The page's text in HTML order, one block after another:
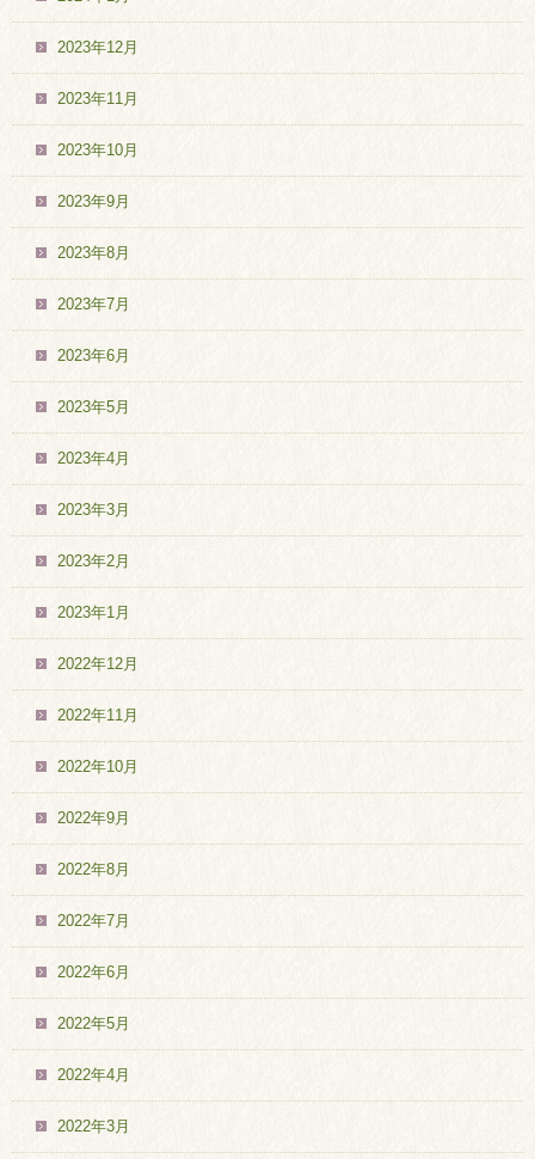
2023年12月
2023年11月
2023年10月
2023年9月
2023年8月
2023年7月
2023年6月
2023年5月
2023年4月
2023年3月
2023年2月
2023年1月
2022年12月
2022年11月
2022年10月
2022年9月
2022年8月
2022年7月
2022年6月
2022年5月
2022年4月
2022年3月